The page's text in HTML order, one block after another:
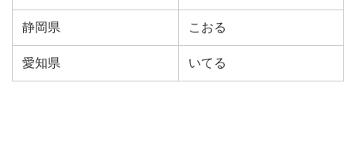
静岡県 こおる
愛知県 いてる